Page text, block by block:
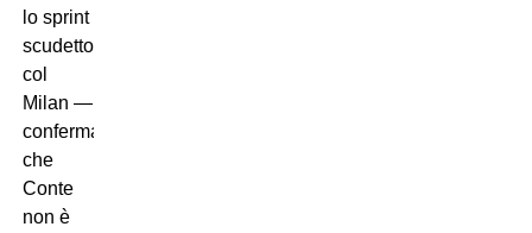
lo sprint
scudetto
col
Milan —
conferma
che
Conte
non è